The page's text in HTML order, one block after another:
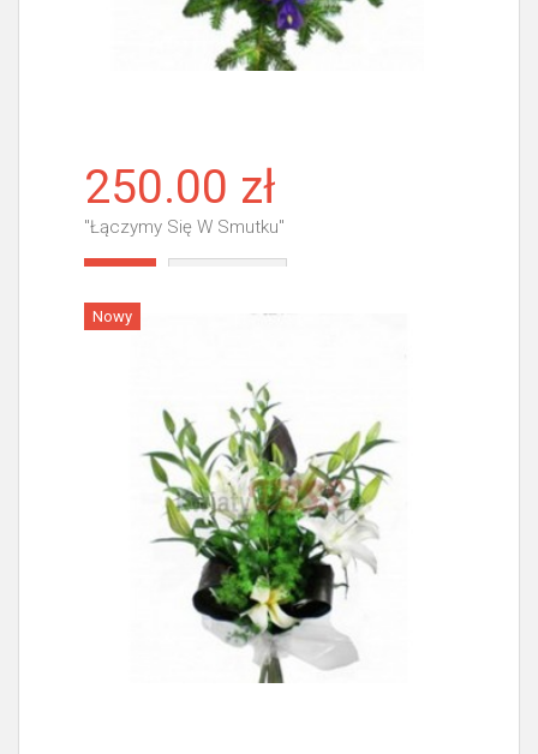
250.00 zł
"Łączymy Się W Smutku"
Nowy